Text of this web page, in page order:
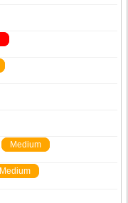
Medium
Medium